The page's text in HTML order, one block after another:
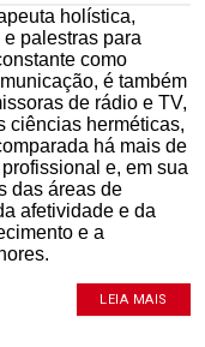
holística,
palestras para
como
é também
de rádio e TV,
ciências herméticas,
há mais de
e, em sua
das áreas de
afetividade e da
e a
LEIA MAIS